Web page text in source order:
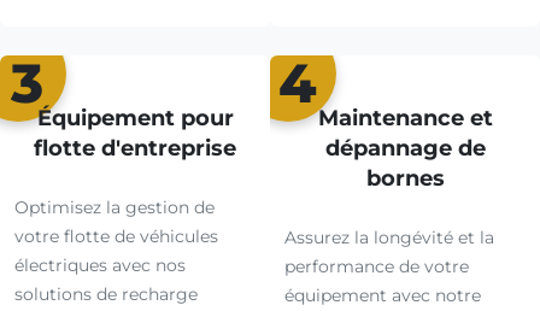
3
Équipement pour
flotte d'entreprise
Optimisez la gestion de
votre flotte de véhicules
électriques avec nos
solutions de recharge
4
Maintenance et
dépannage de
bornes
Assurez la longévité et la
performance de votre
équipement avec notre